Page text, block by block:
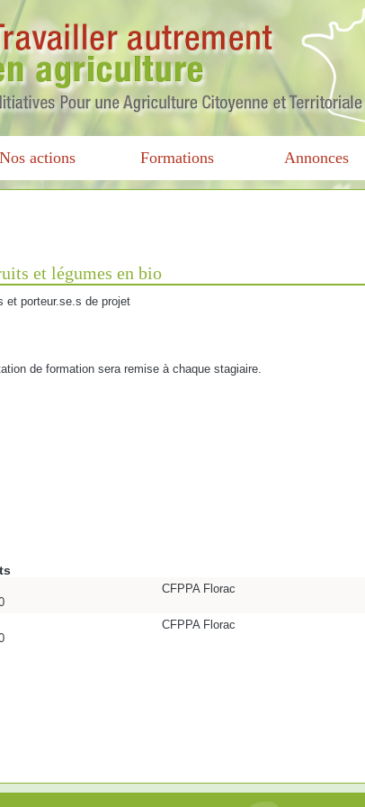
Nos actions Formations Annonces
et légumes en bio
et porteur.se.s de projet
de formation sera remise à chaque stagiaire.
CFPPA Florac
CFPPA Florac